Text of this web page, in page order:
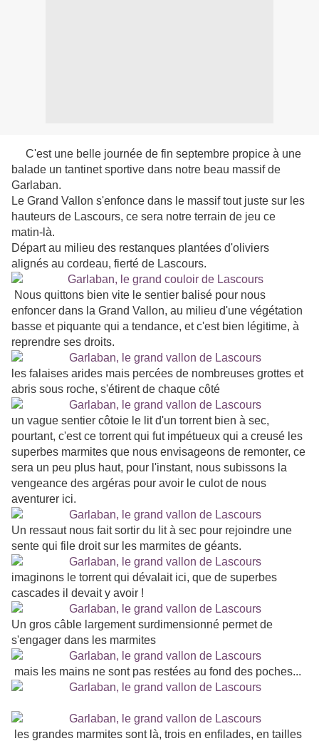
C'est une belle journée de fin septembre propice à une
balade un tantinet sportive dans notre beau massif de
Garlaban.
Le Grand Vallon s'enfonce dans le massif tout juste sur les
hauteurs de Lascours, ce sera notre terrain de jeu ce
matin-là.
Départ au milieu des restanques plantées d'oliviers
alignés au cordeau, fierté de Lascours.
Nous quittons bien vite le sentier balisé pour nous
enfoncer dans la Grand Vallon, au milieu d'une végétation
basse et piquante qui a tendance, et c'est bien légitime, à
reprendre ses droits.
les falaises arides mais percées de nombreuses grottes et
abris sous roche, s'étirent de chaque côté
un vague sentier côtoie le lit d'un torrent bien à sec,
pourtant, c'est ce torrent qui fut impétueux qui a creusé les
superbes marmites que nous envisageons de remonter, ce
sera un peu plus haut, pour l'instant, nous subissons la
vengeance des argéras pour avoir le culot de nous
aventurer ici.
Un ressaut nous fait sortir du lit à sec pour rejoindre une
sente qui file droit sur les marmites de géants.
imaginons le torrent qui dévalait ici, que de superbes
cascades il devait y avoir !
Un gros câble largement surdimensionné permet de
s'engager dans les marmites
mais les mains ne sont pas restées au fond des poches...
les grandes marmites sont là, trois en enfilades, en tailles